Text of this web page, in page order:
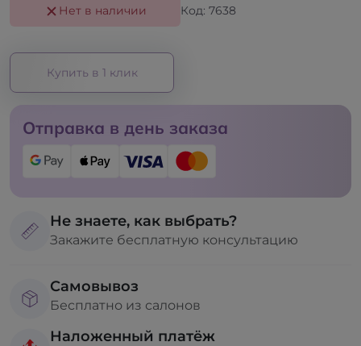
Нет в наличии Код: 7638
Купить в 1 клик
Отправка в день заказа
Не знаете, как выбрать?
Закажите бесплатную консультацию
Самовывоз
Бесплатно из салонов
Наложенный платёж